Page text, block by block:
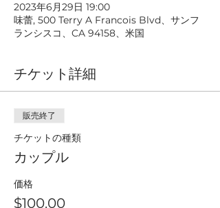
2023年6月29日 19:00
味蕾, 500 Terry A Francois Blvd、サンフ
ランシスコ、CA 94158、米国
チケット詳細
販売終了
チケットの種類
カップル
価格
$100.00